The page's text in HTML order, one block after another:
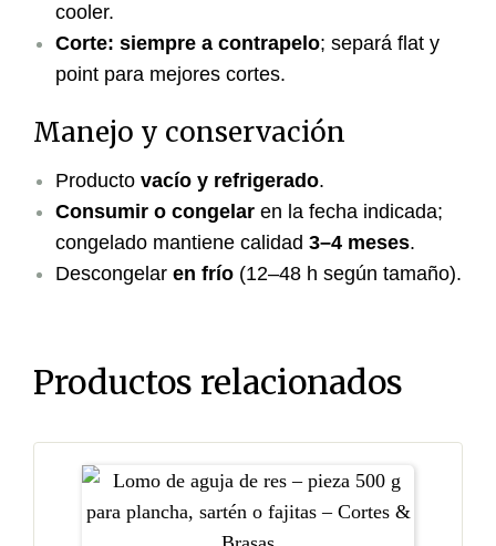
cooler.
Corte: siempre a contrapelo; separá flat y
point para mejores cortes.
Manejo y conservación
Producto vacío y refrigerado.
Consumir o congelar en la fecha indicada;
congelado mantiene calidad 3–4 meses.
Descongelar en frío (12–48 h según tamaño).
Productos relacionados